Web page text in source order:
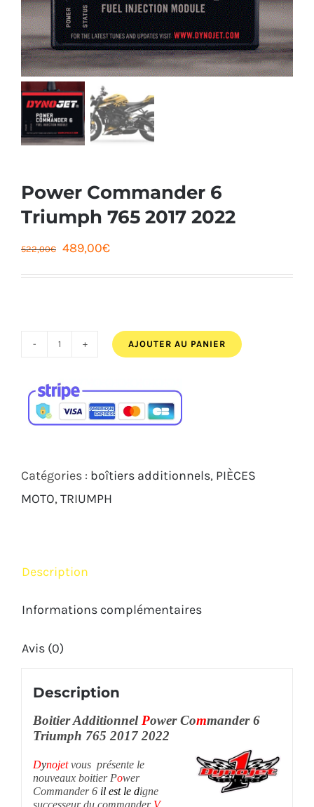
Power Commander 6
Triumph 765 2017 2022
Le
489,00€
489,00€.
quantité
Power
Commander
Catégories : boîtiers additionnels PIÈCES
MOTO TRIUMPH
Description
Informations complémentaires
Avis (0)
Description
Boitier Additionnel Power Co
mander 6
Triumph 765 2017 2022
D nojet
vous présente le
nouveaux boitier Power
Commander 6il est le digne
successeur du commanderV